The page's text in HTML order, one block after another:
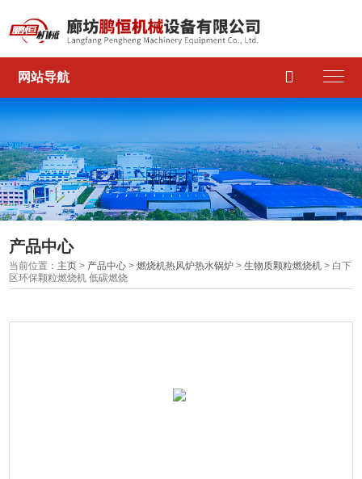
网站导航 
产品中心
当前位置： 主页 > 产品中心 >燃烧机热风炉热水锅炉 >生物质颗粒燃烧机 > 白下
区环保颗粒燃烧机 低碳燃烧